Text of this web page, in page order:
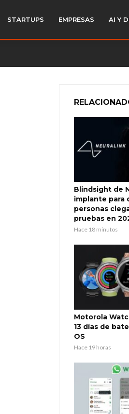
STARTUPS EMPRESAS AI Y
Blindsight de
implante para
personas
pruebas en
Hace 18 minutos
Motorola
13 días de
OS
Hace 19 horas